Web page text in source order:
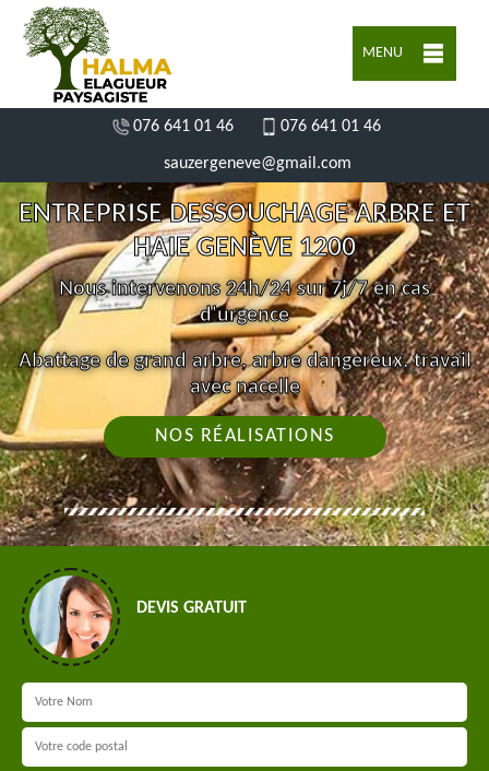
MENU
076 641 01 46 076 641 01 46
sauzergeneve@gmail.com
ENTREPRISE DESSOUCHAGE ARBRE ET
HAIE GENÈVE 1200
Nous intervenons 24h/24 sur 7j/7 en cas
d'urgence
Abattage de grand arbre, arbre dangereux, travail
avec nacelle
NOS RÉALISATIONS
DEVIS GRATUIT